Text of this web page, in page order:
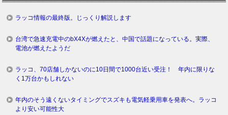
ラッコ情報の最終版。じっくり解説します
台湾で急速充電中のbX4Xが燃えたと、中国で話題になっている。実際、
電池が燃えたようだ
ラッコ、70店舗しかないのに10日間で1000台近い受注！ 年内に限りな
く1万台かもしれない
年内のそう遠くないタイミングでスズキも電気軽乗用車を発表へ。ラッコ
より安い可能性大